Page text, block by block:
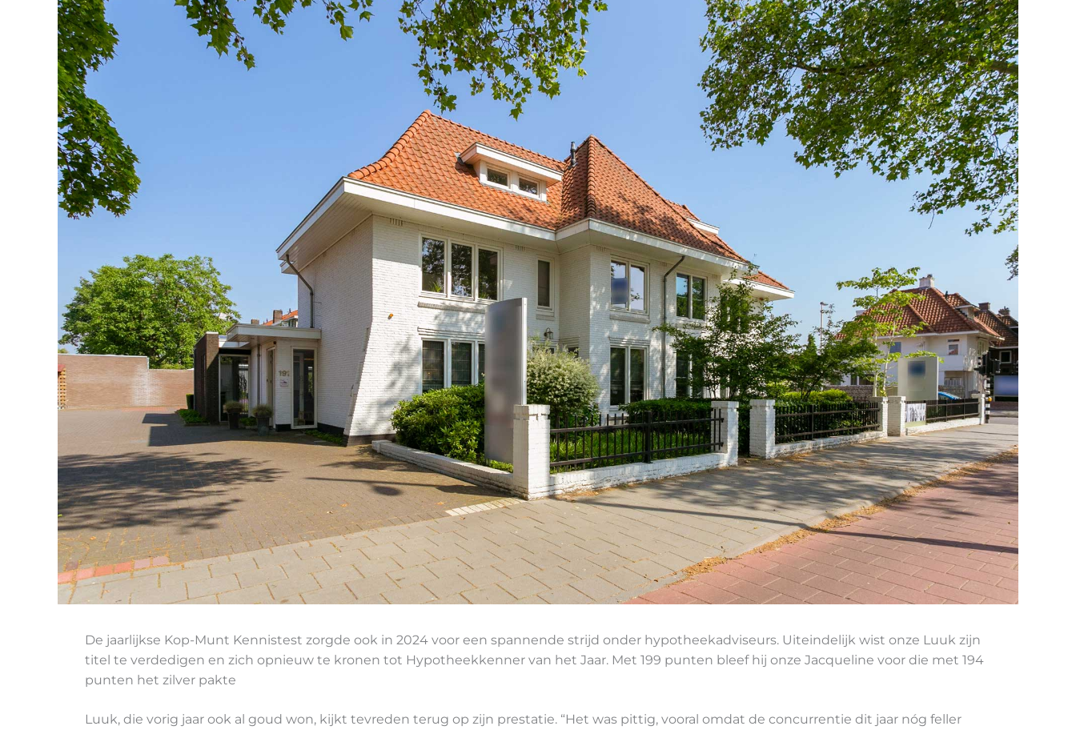
De jaarlijkse Kop-Munt Kennistest zorgde ook in 2024 voor een spannende strijd onder hypotheekadviseurs. Uiteindelijk wist onze Luuk zijn
titel te verdedigen en zich opnieuw te kronen tot Hypotheekkenner van het Jaar. Met 199 punten bleef hij onze Jacqueline voor die met 194
punten het zilver pakte
Luuk, die vorig jaar ook al goud won, kijkt tevreden terug op zijn prestatie. “Het was pittig, vooral omdat de concurrentie dit jaar nóg feller